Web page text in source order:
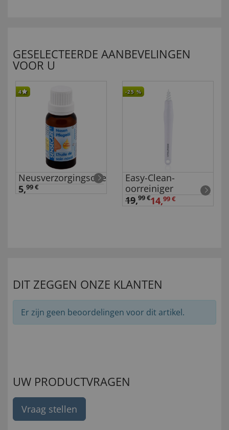
GESELECTEERDE AANBEVELINGEN
VOOR U
4
Neusverzorgingsolie
5,99 €
-25 %
Easy-Clean-
oorreiniger
19,99 €14,99 €
DIT ZEGGEN ONZE KLANTEN
Er zijn geen beoordelingen voor dit artikel.
UW PRODUCTVRAGEN
Vraag stellen